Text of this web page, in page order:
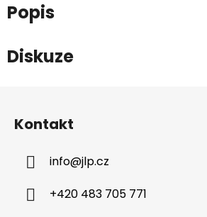
Popis
Diskuze
Kontakt
info@jlp.cz
+420 483 705 771